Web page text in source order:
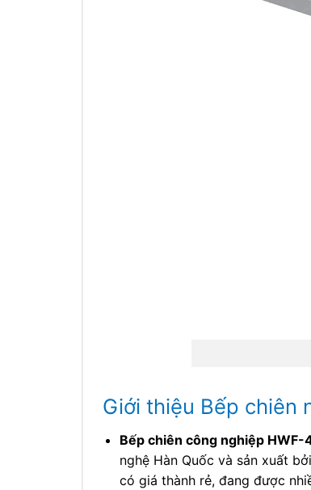
Giới thiệu Bếp chiên
Bếp chiên công nghiệp HWF-
nghệ Hàn Quốc và sản xuất
có giá thành rẻ, đang được